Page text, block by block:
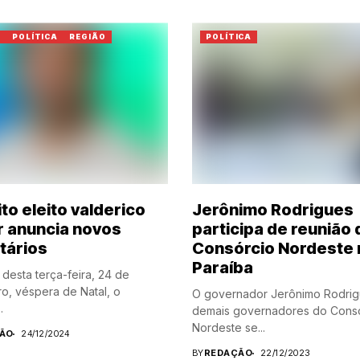
POLÍTICA REGIÃO
eleito valderico
anuncia novos
terça-feira, 24 de
véspera de Natal, o
24/12/2024
POLÍTICA
Jerônimo Rodrigues
participa de reunião
Consórcio Nordeste
Paraíba
O governador Jerônimo
demais governadores do
Nordeste se...
BYREDAÇÃO 22/12/2023